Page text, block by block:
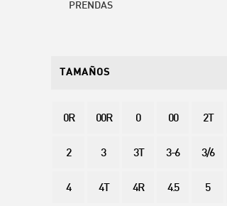
PRENDAS
TAMAÑOS
0R 00R 0 00 2T
2 3 3T 3-6 3/6
4 4T 4R 4.5 5